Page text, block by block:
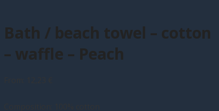
Bath / beach towel – cotton
– waffle – Peach